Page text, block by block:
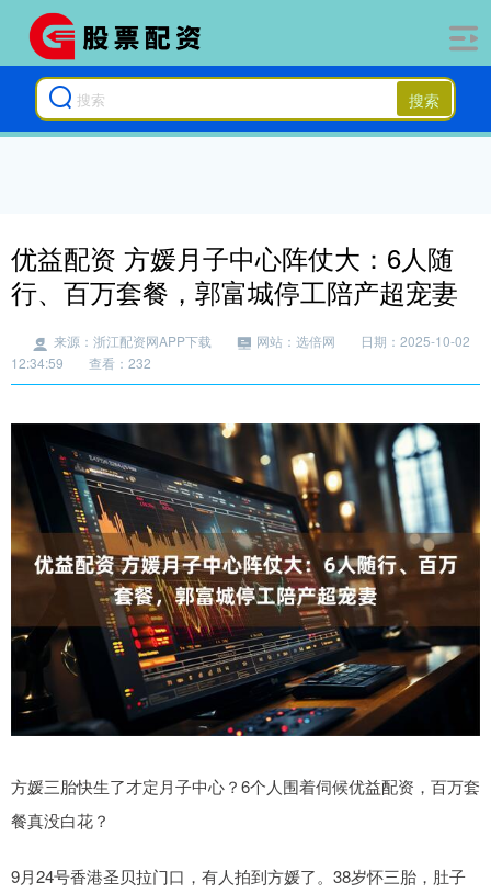
搜索
优益配资 方媛月子中心阵仗大：6人随
行、百万套餐，郭富城停工陪产超宠妻
来源：浙江配资网APP下载 网站：选倍网
日期：2025-10-02
12:34:59
查看：232
方媛三胎快生了才定月子中心？6个人围着伺候优益配资，百万套
餐真没白花？
9月24号香港圣贝拉门口，有人拍到方媛了。38岁怀三胎，肚子